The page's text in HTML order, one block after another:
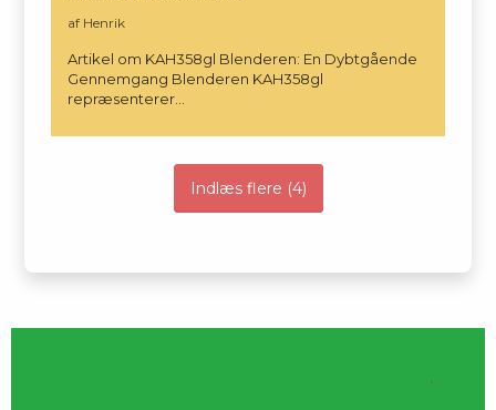
af Henrik
Artikel om KAH358gl Blenderen: En Dybtgående
Gennemgang Blenderen KAH358gl
repræsenterer…
Indlæs flere (4)